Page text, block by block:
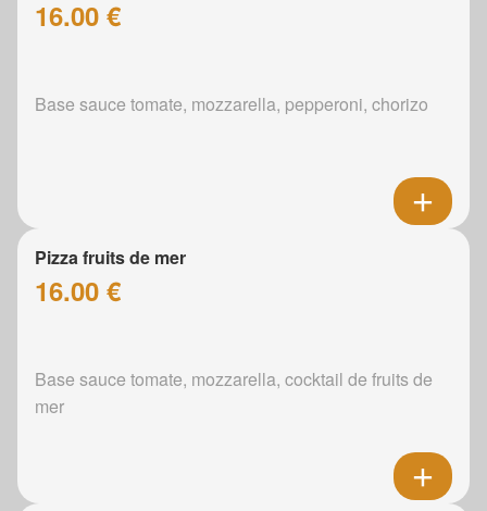
16.00 €
Base sauce tomate, mozzarella, pepperoni, chorizo
Pizza fruits de mer
16.00 €
Base sauce tomate, mozzarella, cocktail de fruits de
mer